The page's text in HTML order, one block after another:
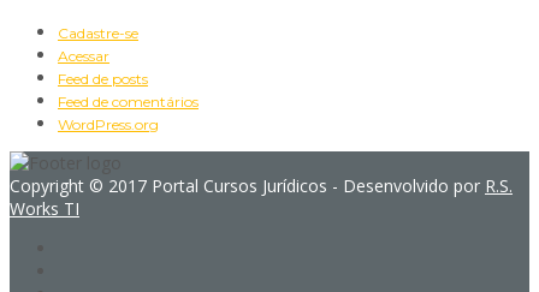
Cadastre-se
Acessar
Feed de posts
Feed de comentários
WordPress.org
Copyright © 2017 Portal Cursos Jurídicos - Desenvolvido por R.S.
Works TI